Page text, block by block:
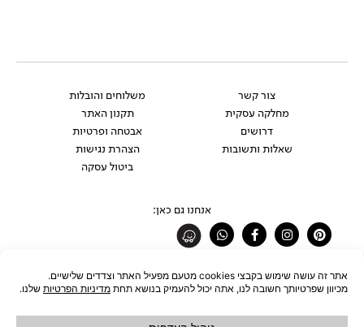
צור קשר
מחלקה עסקית
דרושים
שאלות ותשובות
משלוחים והובלות
תקנון האתר
אבטחה ופרטיות
הצהרת נגישות
ביטול עסקה
אנחנו גם כאן:
Pinterest
Instagram
Facebook-
f
Whatsapp
רוצים להתעדכן לפני כולם?